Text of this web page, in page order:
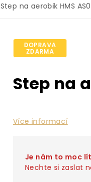
Step na aerobik HMS
DOPRAVA
ZDARMA
Step na
Více informací
Je nám to moc
Nechte si zaslat